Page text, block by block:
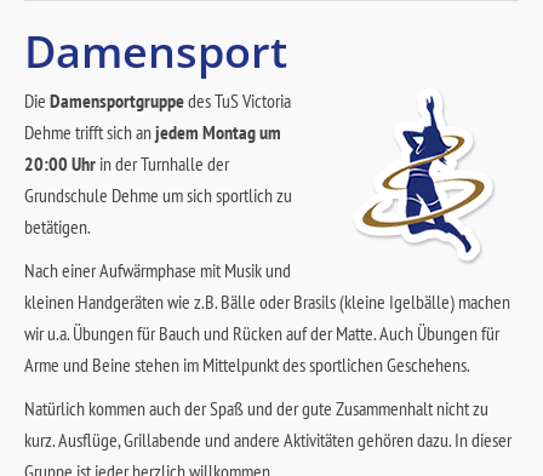
Damensport
Die Damensportgruppedes TuS Victoria
Dehme trifft sich anjedem Montag um
20:00 Uhr in der Turnhalle der
Grundschule Dehme um sich sportlich zu
betätigen.
Nach einer Aufwärmphase mit Musik und
kleinen Handgeräten wie z.B. Bälle oder Brasils (kleine Igelbälle) machen
wir u.a. Übungen für Bauch und Rücken auf der Matte. Auch Übungen für
Arme und Beine stehen im Mittelpunkt des sportlichen Geschehens.
Natürlich kommen auch der Spaß und der gute Zusammenhalt nicht zu
kurz. Ausflüge, Grillabende und andere Aktivitäten gehören dazu. In dieser
Gruppe ist jeder herzlich willkommen.